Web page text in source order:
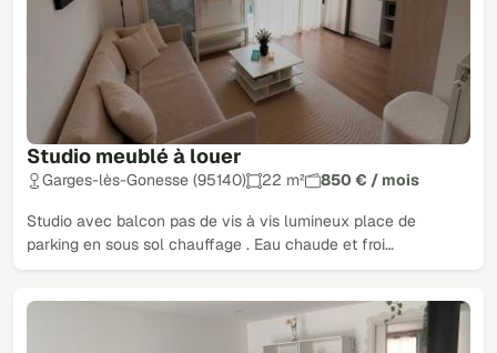
Studio meublé à louer
Garges-lès-Gonesse (95140) 22 m² 850 € / mois
Studio avec balcon pas de vis à vis lumineux place de
parking en sous sol chauffage . Eau chaude et froi…